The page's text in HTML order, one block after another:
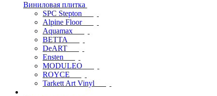
Виниловая плитка
SPC Stepton
Alpine Floor
Aquamax
BETTA
DeART
Ensten
MODULEO
ROYCE
Tarkett Art Vinyl